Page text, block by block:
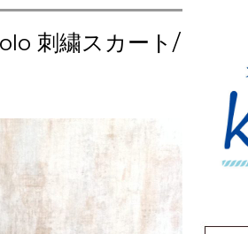
刺繍スカート/